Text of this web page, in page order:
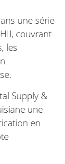
une série
couvrant
les
Supply &
une
en